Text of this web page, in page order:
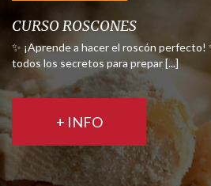
CURSO ROSCONES
✨ ¡Aprende a hacer el roscón perfecto!
todos los secretos para prepar [...]
+ INFO